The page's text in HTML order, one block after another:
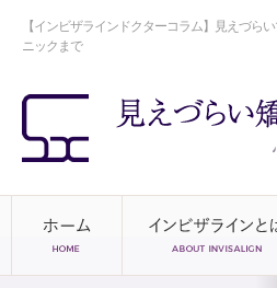
【インビザラインドクターコラム】見えづら
ニックまで